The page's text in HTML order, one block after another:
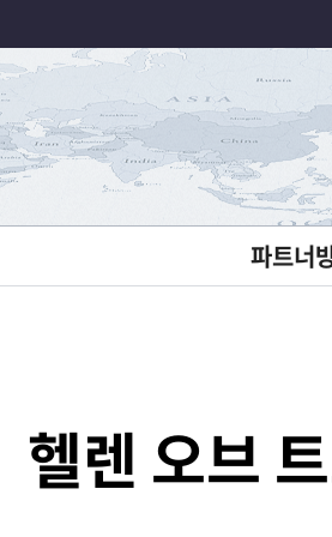
파트너
헬렌 오브